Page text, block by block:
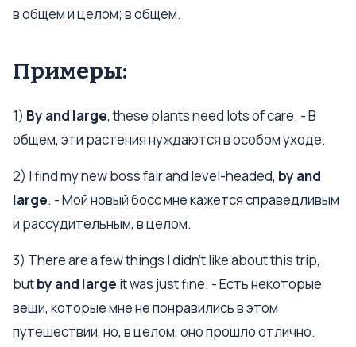
в общем и целом; в общем.
Примеры:
1) By and large, these plants need lots of care. - В
общем, эти растения нуждаются в особом уходе.
2) I find my new boss fair and level-headed, by and
large. - Мой новый босс мне кажется справедливым
и рассудительным, в целом.
3) There are a few things I didn’t like about this trip,
butby and large it was just fine. - Есть некоторые
вещи, которые мне не понравились в этом
путешествии, но, в целом, оно прошло отлично.